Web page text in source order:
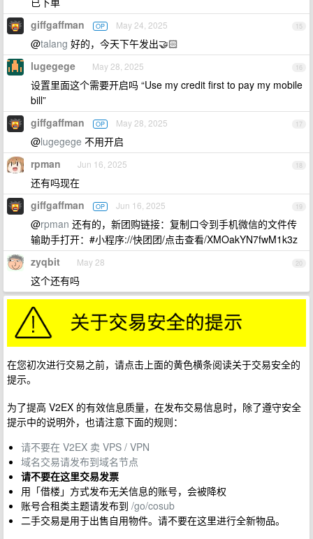
15
giffgaffman OP May 24, 2025
@talang 好的，今天下午发出🤝🏻
16
lugegege May 28, 2025
设置里面这个需要开启吗 “Use my credit first to pay my mobile
bill”
17
giffgaffman OP May 28, 2025
@lugegege 不用开启
18
rpman Jun 16, 2025
还有吗现在
19
giffgaffman OP Jun 16, 2025
@rpman 还有的，新团购链接：复制口令到手机微信的文件传
输助手打开：#小程序://快团团/点击查看/XMOakYN7fwM1k3z
20
zyqbit May 28
这个还有吗
在您初次进行交易之前，请点击上面的黄色横条阅读关于交易安全的
提示。
为了提高 V2EX 的有效信息质量，在发布交易信息时，除了遵守安全
提示中的说明外，也请注意下面的规则：
请不要在 V2EX 卖 VPS / VPN
域名交易请发布到域名节点
请不要在这里交易发票
用「借楼」方式发布无关信息的账号，会被降权
账号合租类主题请发布到 /go/cosub
二手交易是用于出售自用物件。请不要在这里进行全新物品。